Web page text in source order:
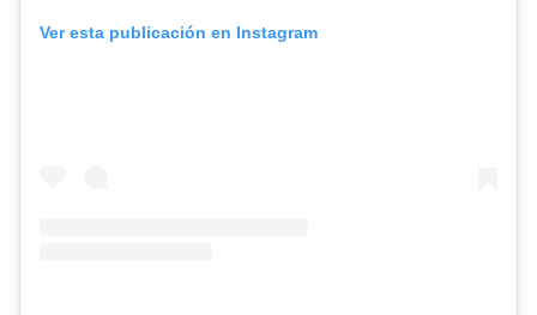
Ver esta publicación en Instagram